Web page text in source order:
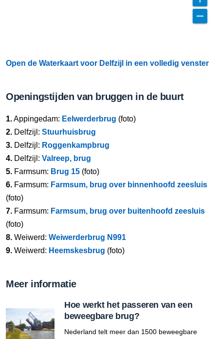
Open de Waterkaart voor Delfzijl in een volledig venster
Openingstijden van bruggen in de buurt
1.Appingedam: Eelwerderbrug (foto)
2. Delfzijl: Stuurhuisbrug
3. Delfzijl: Roggenkampbrug
4. Delfzijl: Valreep, brug
5. Farmsum: Brug 15 (foto)
6. Farmsum: Farmsum, brug over binnenhoofd zeesluis
(foto)
7. Farmsum: Farmsum, brug over buitenhoofd zeesluis
(foto)
8. Weiwerd: Weiwerderbrug N991
9. Weiwerd: Heemskesbrug (foto)
Meer informatie
Hoe werkt het passeren van een
beweegbare brug?
Nederland telt meer dan 1500 beweegbare